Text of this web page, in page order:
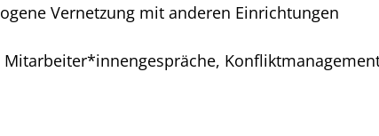
Vernetzung mit anderen Einrichtungen